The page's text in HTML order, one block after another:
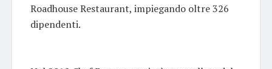
Roadhouse Restaurant, impiegando oltre 326
dipendenti.